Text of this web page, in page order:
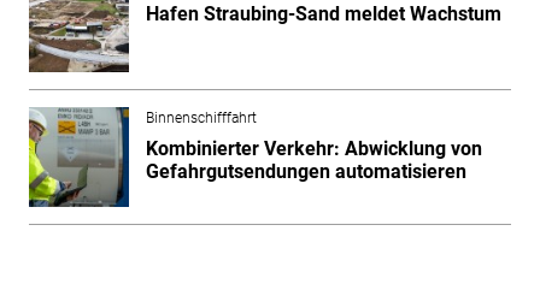
Hafen Straubing-Sand meldet Wachstum
Binnenschifffahrt
Kombinierter Verkehr: Abwicklung von
Gefahrgutsendungen automatisieren